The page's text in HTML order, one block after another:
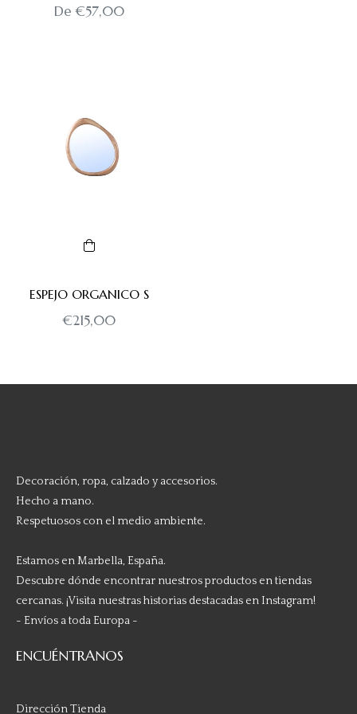
De €57,00
ESPEJO ORGANICO S
Precio
€215,00
Decoración, ropa, calzado y accesorios.
Hecho a mano.
Respetuosos con el medio ambiente.
Estamos en Marbella, España.
Descubre dónde encontrar nuestros productos en tiendas
cercanas. ¡Visita nuestras historias destacadas en Instagram!
- Envíos a toda Europa -
ENCUÉNTRANOS
Dirección Tienda